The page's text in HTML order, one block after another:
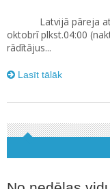
Latvijā pāreja
oktobrī plkst.04:00
rādītājus...
Lasīt tālāk